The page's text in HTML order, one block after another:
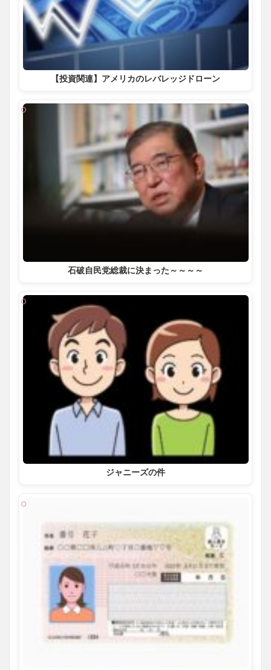
【投資関連】アメリカのレバレッジドローン
石破自民党総裁に決まった～～～～
ジャニーズの件